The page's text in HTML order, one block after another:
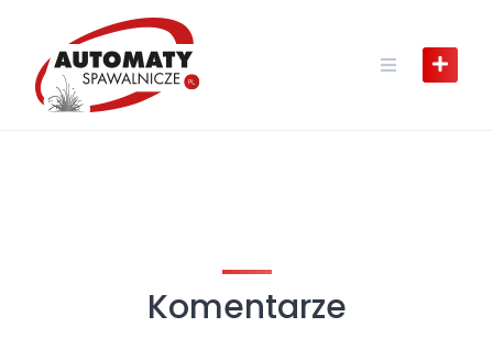
content
Komentarze